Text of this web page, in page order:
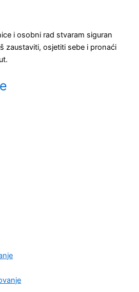
i osobni rad stvaram siguran
zaustaviti, osjetiti sebe i pronaći